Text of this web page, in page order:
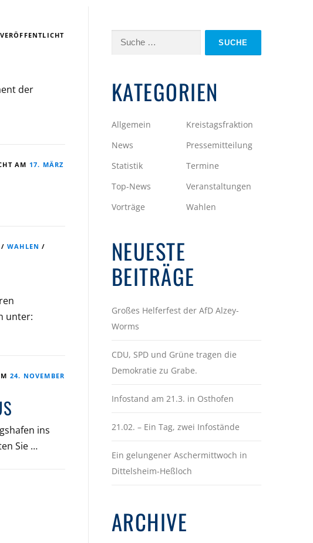
VERÖFFENTLICHT
der
AM 17. MÄRZ
/ WAHLEN /
unter:
24. NOVEMBER
ins
Sie …
Suche
KATEGORIEN
Allgemein
Kreistagsfraktion
News
Pressemitteilung
Statistik
Termine
Top-News
Veranstaltungen
Vorträge
Wahlen
NEUESTE
BEITRÄGE
Großes Helferfest der AfD Alzey-
Worms
CDU, SPD und Grüne tragen die
Demokratie zu Grabe.
Infostand am 21.3. in Osthofen
21.02. – Ein Tag, zwei Infostände
Ein gelungener Aschermittwoch in
Dittelsheim-Heßloch
ARCHIVE